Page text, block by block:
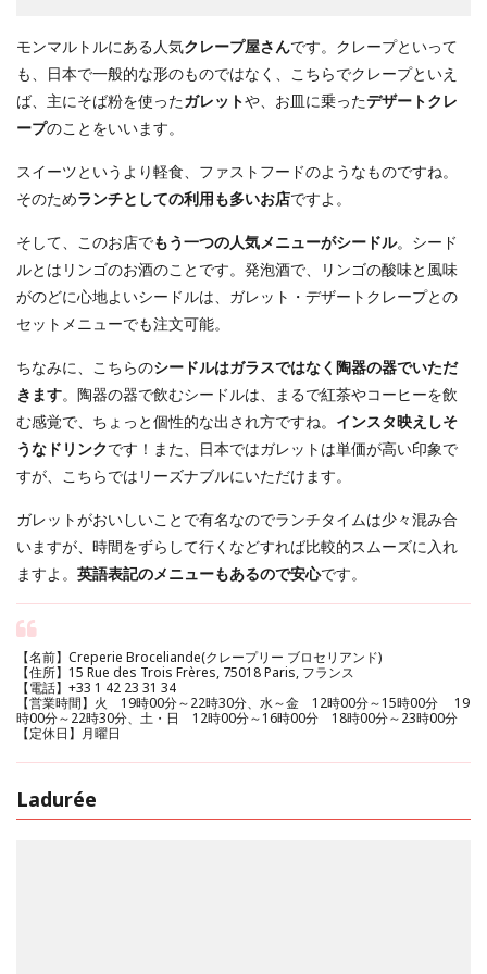
モンマルトルにある人気クレープ屋さんです。クレープといって
も、日本で一般的な形のものではなく、こちらでクレープといえ
ば、主にそば粉を使ったガレットや、お皿に乗ったデザートクレ
ープのことをいいます。
スイーツというより軽食、ファストフードのようなものですね。
そのためランチとしての利用も多いお店ですよ。
そして、このお店でもう一つの人気メニューがシードル。シード
ルとはリンゴのお酒のことです。発泡酒で、リンゴの酸味と風味
がのどに心地よいシードルは、ガレット・デザートクレープとの
セットメニューでも注文可能。
ちなみに、こちらのシードルはガラスではなく陶器の器でいただ
きます。陶器の器で飲むシードルは、まるで紅茶やコーヒーを飲
む感覚で、ちょっと個性的な出され方ですね。 インスタ映えしそ
うなドリンクです！また、日本ではガレットは単価が高い印象で
すが、こちらではリーズナブルにいただけます。
ガレットがおいしいことで有名なのでランチタイムは少々混み合
いますが、時間をずらして行くなどすれば比較的スムーズに入れ
ますよ。 英語表記のメニューもあるので安心です。
【名前】Creperie Broceliande(クレープリー ブロセリアンド)
【住所】15 Rue des Trois Frères, 75018 Paris, フランス
【電話】+33 1 42 23 31 34
【営業時間】火 19時00分～22時30分、水～金 12時00分～15時00分 19
時00分～22時30分、土・日 12時00分～16時00分 18時00分～23時00分
【定休日】月曜日
Ladurée